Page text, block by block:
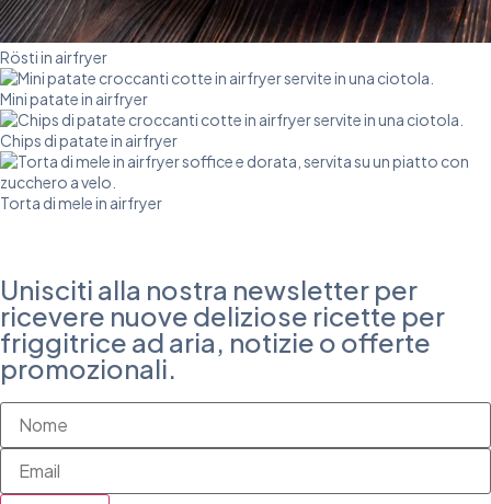
Rösti in airfryer
Mini patate in airfryer
Chips di patate in airfryer
Torta di mele in airfryer
Unisciti alla nostra newsletter per
ricevere nuove deliziose ricette per
friggitrice ad aria, notizie o offerte
promozionali.